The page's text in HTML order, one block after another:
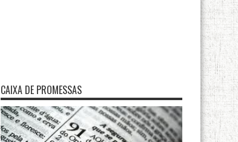
CAIXA DE PROMESSAS